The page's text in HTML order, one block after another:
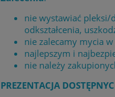
nie wystawiać pleksi/
odkształcenia,
nie zalecamy mycia
najlepszym i
nie należy
PREZENTACJA